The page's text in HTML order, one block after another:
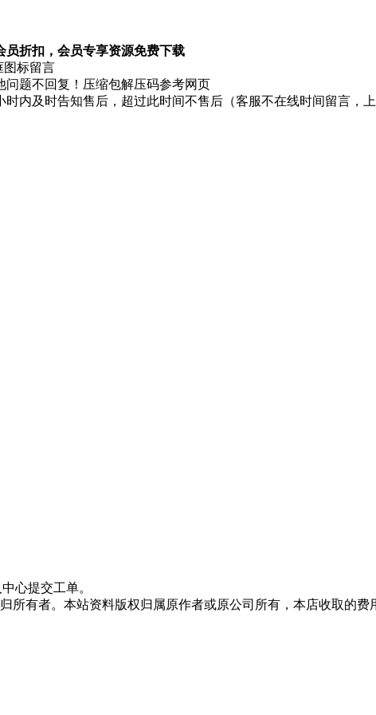
员折扣，会员专享资源免费下载
图标留言
题不回复！压缩包解压码参考网页
时内及时告知售后，超过此时间不售后（客服不在线时间留言，上
心提交工单。
所有者。本站资料版权归属原作者或原公司所有，本店收取的费